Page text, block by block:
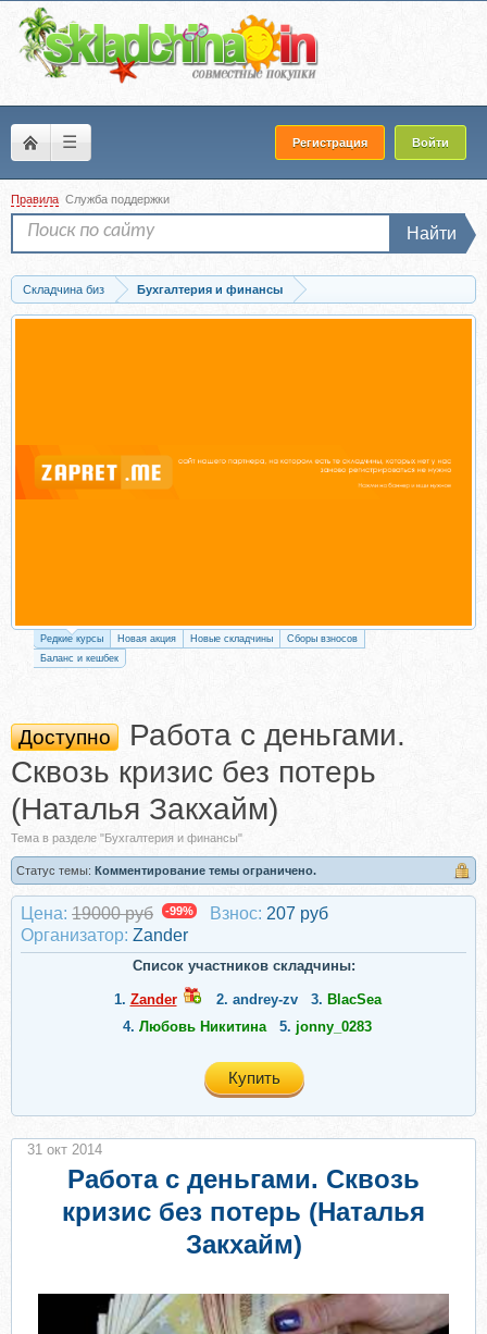
☰ Регистрация Войти
Правила Служба поддержки
Найти
Складчина биз
Бухгалтерия и финансы
Скачать Работа с деньгами. Сквозь кризис без потерь (Наталья Закхайм)
Редкие курсы Новая акция Новые складчины
Сборы взносов
Баланс и кешбек
Доступно
Работа с деньгами.
Сквозь кризис без потерь
(Наталья Закхайм)
Тема в разделе "Бухгалтерия и финансы"
Статус темы: Комментирование темы ограничено.
Цена: 19000 руб -99% Взнос: 207 руб
Организатор: Zander
Список участников складчины:
1. Zander 2. andrey-zv 3. BlacSea
4. Любовь Никитина 5. jonny_0283
Купить
Работа с деньгами. Сквозь
кризис без потерь (Наталья
Закхайм)
31 окт 2014